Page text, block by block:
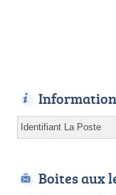
Identifiant La Poste
Boites aux